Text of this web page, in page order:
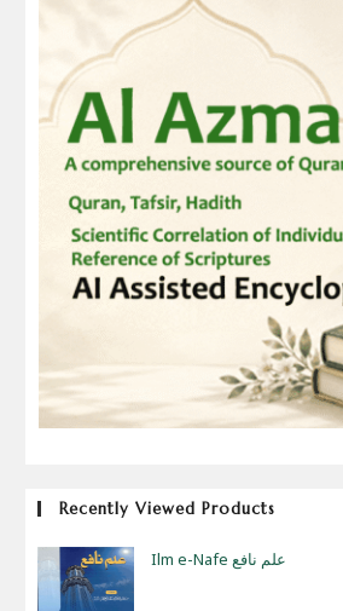
Recently Viewed Products
Ilm e-Nafe علم نافع